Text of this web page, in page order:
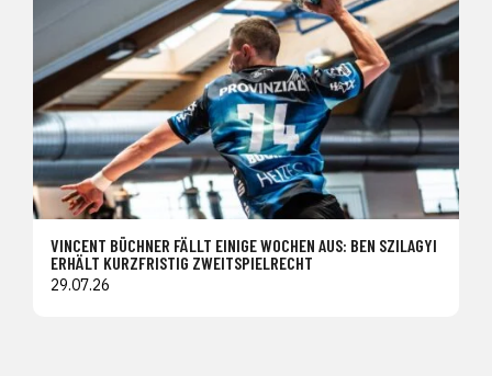
VINCENT BÜCHNER FÄLLT EINIGE WOCHEN AUS: BEN SZILAGYI
ERHÄLT KURZFRISTIG ZWEITSPIELRECHT
29.07.26